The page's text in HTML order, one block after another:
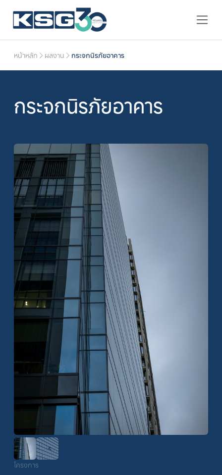
หน้าหลัก ผลงาน กระจกนิรภัยอาคาร
กระจกนิรภัยอาคาร
โครงการ